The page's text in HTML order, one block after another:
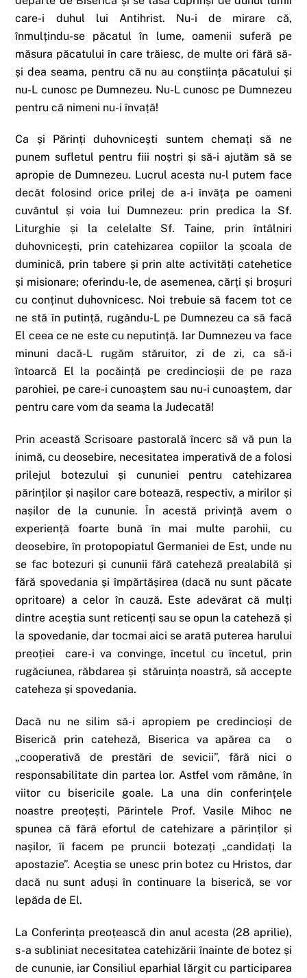
care-i duhul lui Antihrist. Nu-i de mirare că,
înmulțindu-se păcatul în lume, oamenii suferă pe
măsura păcatului în care trăiesc, de multe ori fără să-
și dea seama, pentru că nu au conștiința păcatului și
nu-L cunosc pe Dumnezeu. Nu-L cunosc pe Dumnezeu
pentru că nimeni nu-i învață!
Ca și Părinți duhovnicești suntem chemați să ne
punem sufletul pentru fiii noștri și să-i ajutăm să se
apropie de Dumnezeu. Lucrul acesta nu-l putem face
decât folosind orice prilej de a-i învăța pe oameni
cuvântul și voia lui Dumnezeu: prin predica la Sf.
Liturghie și la celelalte Sf. Taine, prin întâlniri
duhovnicești, prin catehizarea copiilor la școala de
duminică, prin tabere și prin alte activități catehetice
și misionare; oferindu-le, de asemenea, cărți și broșuri
cu conținut duhovnicesc. Noi trebuie să facem tot ce
ne stă în putință, rugându-L pe Dumnezeu ca să facă
El ceea ce ne este cu neputință. Iar Dumnezeu va face
minuni dacă-L rugăm stăruitor, zi de zi, ca să-i
întoarcă El la pocăință pe credincioșii de pe raza
parohiei, pe care-i cunoaștem sau nu-i cunoaștem, dar
pentru care vom da seama la Judecată!
Prin această Scrisoare pastorală încerc să vă pun la
inimă, cu deosebire, necesitatea imperativă de a folosi
prilejul botezului și cununiei pentru catehizarea
părinților și nașilor care botează, respectiv, a mirilor și
nașilor de la cununie. În acestă privință avem o
experiență foarte bună în mai multe parohii, cu
deosebire, în protopopiatul Germaniei de Est, unde nu
se fac botezuri și cununii fără cateheză prealabilă și
fără spovedania și împărtășirea (dacă nu sunt păcate
opritoare) a celor în cauză. Este adevărat că mulți
dintre aceștia sunt reticenți sau se opun la cateheză și
la spovedanie, dar tocmai aici se arată puterea harului
preoției care-i va convinge, încetul cu încetul, prin
rugăciunea, răbdarea și stăruința noastră, să accepte
cateheza și spovedania.
Dacă nu ne silim să-i apropiem pe credincioși de
Biserică prin cateheză, Biserica va apărea ca o
„cooperativă de prestări de sevicii”, fără nici o
responsabilitate din partea lor. Astfel vom rămâne, în
viitor cu bisericile goale. La una din conferințele
noastre preoțești, Părintele Prof. Vasile Mihoc ne
spunea că fără efortul de catehizare a părinților și
nașilor, îi facem pe pruncii botezați „candidați la
apostazie”. Aceștia se unesc prin botez cu Hristos, dar
dacă nu sunt aduși în continuare la biserică, se vor
lepăda de El.
La Conferința preoțească din anul acesta (28 aprilie),
s-a subliniat necesitatea catehizării înainte de botez și
de cununie, iar Consiliul eparhial lărgit cu participarea